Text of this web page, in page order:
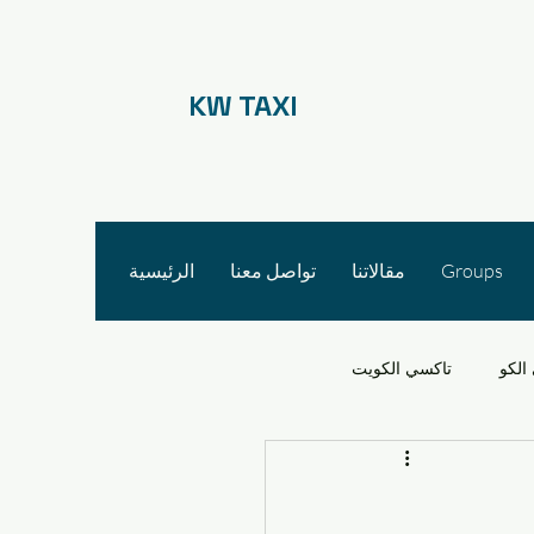
KW TAXI
الرئيسية تواصل معنا مقالاتنا Groups
تاكسي الكويت